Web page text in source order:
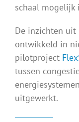
schaal mogelijk
De inzichten uit
ontwikkeld in
pilotproject
tussen
uitgewerkt.